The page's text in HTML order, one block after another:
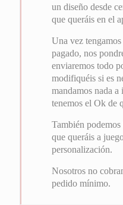
un diseño desde
que queráis en el
Una vez
pagado, nos
enviaremos todo
modifiquéis si es
mandamos nada a
tenemos el Ok de
También
que queráis a
personalización.
Nosotros no
pedido mínimo.